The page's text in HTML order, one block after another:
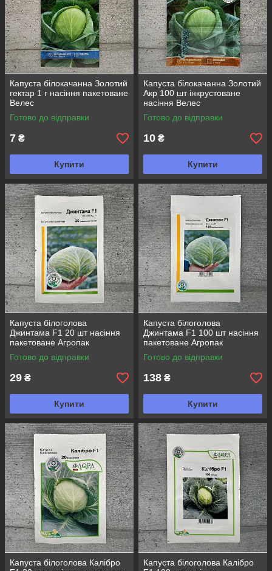
Капуста білокачанна Золотий
гектар 1 г насіння пакетоване
Велес
Готово до відправки
7 ₴
Купити
Капуста білокачанна Золотий
Акр 100 шт інкрустоване
насіння Велес
Готово до відправки
10 ₴
Купити
Капуста білоголова
Джинтама F1 20 шт насіння
пакетоване Агропак
Готово до відправки
29 ₴
Купити
Капуста білоголова
Джинтама F1 100 шт насіння
пакетоване Агропак
Готово до відправки
138 ₴
Купити
Капуста білоголова Калібро
Капуста білоголова Калібро